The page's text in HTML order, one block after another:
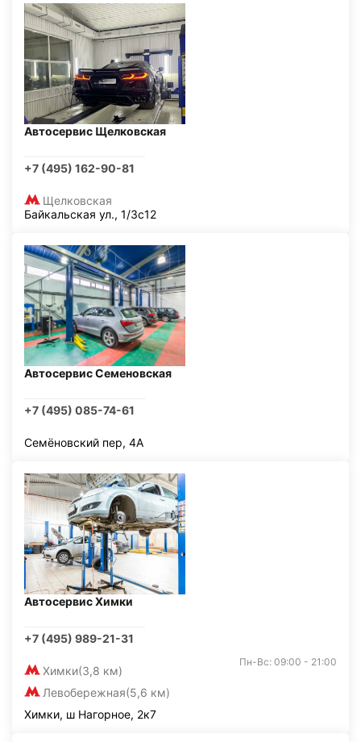
Автосервис Щелковская
+7 (495) 162-90-81
Щелковская
Байкальская ул., 1/3с12
Автосервис Семеновская
+7 (495) 085-74-61
Семёновский пер, 4А
Автосервис Химки
+7 (495) 989-21-31
Химки(3,8 км)
Левобережная(5,6 км)
Пн-Вс: 09:00 - 21:00
Химки, ш Нагорное, 2к7